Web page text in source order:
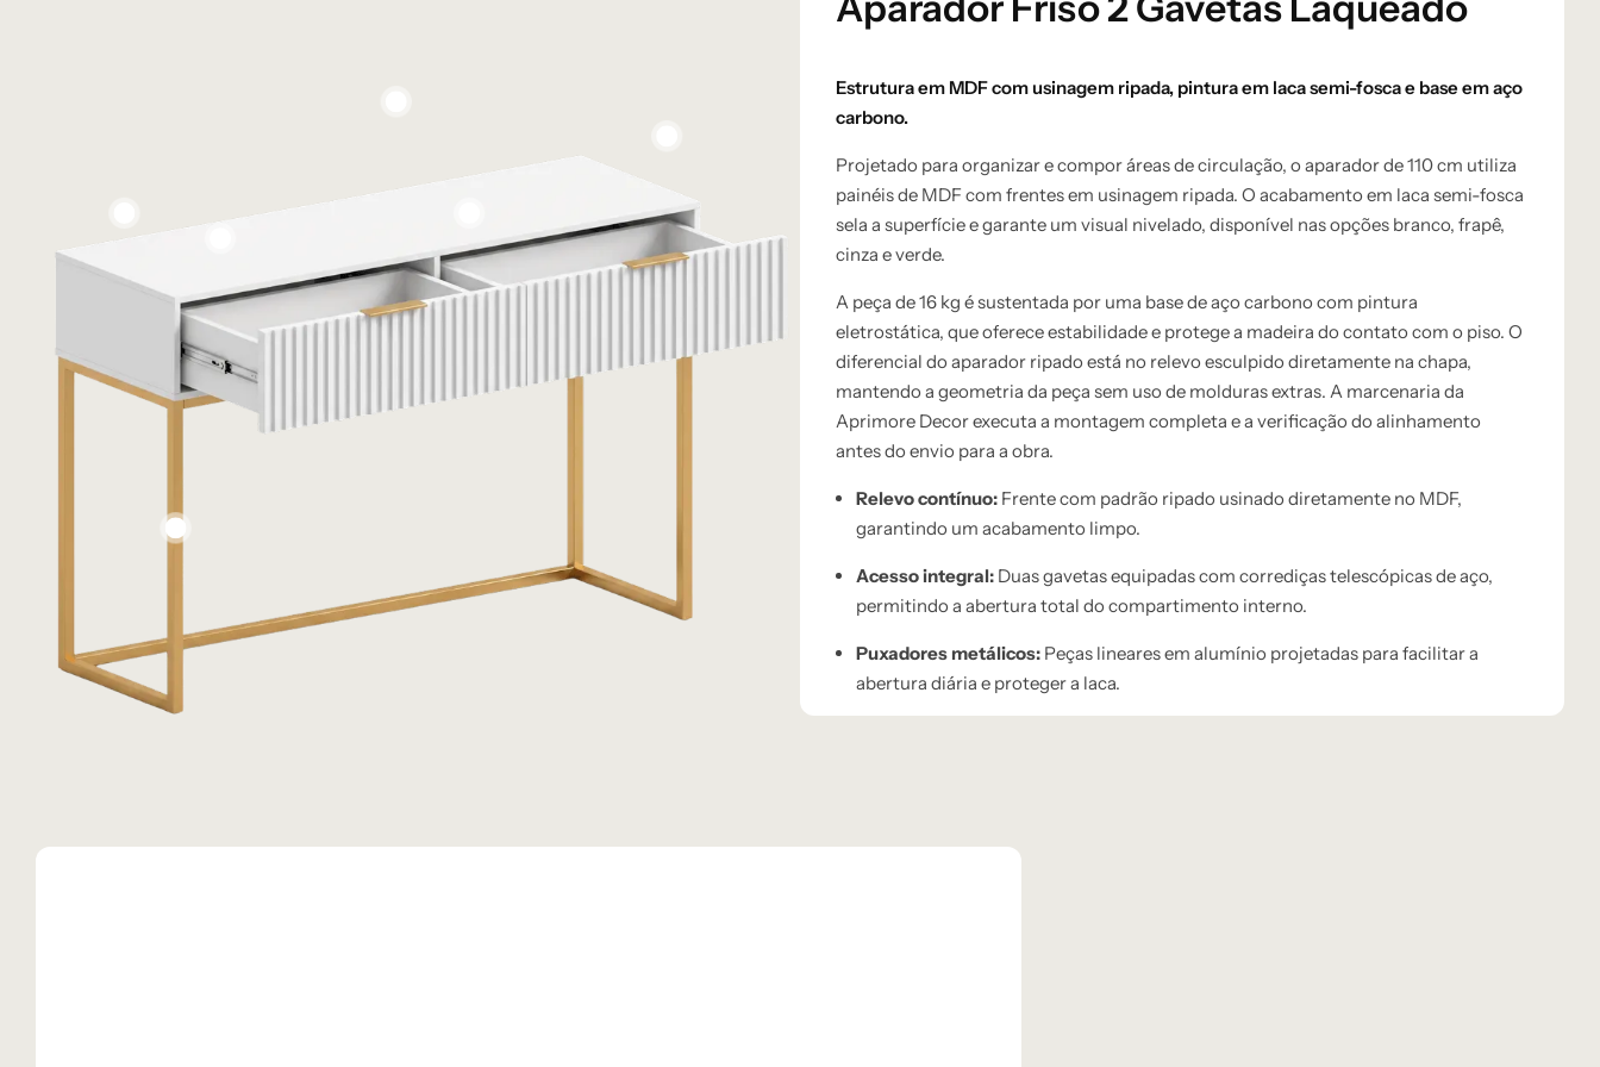
Puxador Minimalista
Corrediças Telescópicas
Personalização sob Demanda
Estrutura em MDF com usinagem ripada, pintura em laca semi-fosca e base em aço
carbono.
Projetado para organizar e compor áreas de circulação, o aparador de 110 cm utiliza
painéis de MDF com frentes em usinagem ripada. O acabamento em laca semi-fosca
sela a superfície e garante um visual nivelado, disponível nas opções branco, frapê,
cinza e verde.
A peça de 16 kg é sustentada por uma base de aço carbono com pintura
eletrostática, que oferece estabilidade e protege a madeira do contato com o piso. O
diferencial do aparador ripado está no relevo esculpido diretamente na chapa,
mantendo a geometria da peça sem uso de molduras extras. A marcenaria da
Aprimore Decor executa a montagem completa e a verificação do alinhamento
antes do envio para a obra.
Relevo contínuo: Frente com padrão ripado usinado diretamente no MDF,
garantindo um acabamento limpo.
Acesso integral: Duas gavetas equipadas com corrediças telescópicas de aço,
permitindo a abertura total do compartimento interno.
Puxadores metálicos: Peças lineares em alumínio projetadas para facilitar a
abertura diária e proteger a laca.